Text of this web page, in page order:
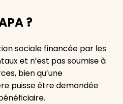
?
sociale financée par les
et n’est pas soumise à
bien qu’une
puisse être demandée